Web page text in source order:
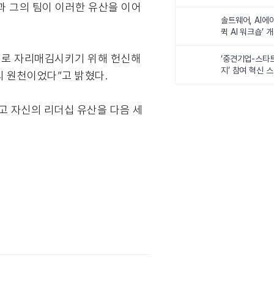
그의 팀이 이러한 유산을 이어
자리매김시키기 위해 헌신해
원천이었다”고 밝혔다.
자신의 리더십 유산을 다음 세
솔트웨어, AI에
퀵 AI 워크숍’
‘중견기업-스타
지’ 참여 혁신